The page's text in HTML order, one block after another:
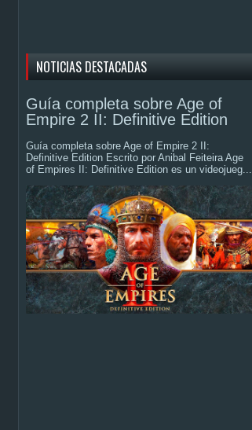
NOTICIAS DESTACADAS
Guía completa sobre Age of
Empire 2 II: Definitive Edition
Guía completa sobre Age of Empire 2 II:
Definitive Edition Escrito por Anibal Feiteira Age
of Empires II: Definitive Edition es un videojueg...